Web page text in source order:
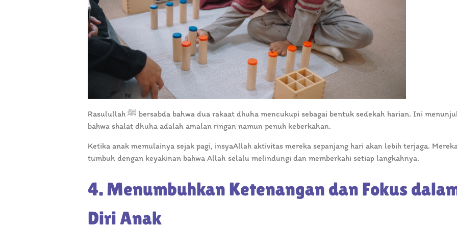
Rasulullah ﷺ bersabda bahwa dua rakaat dhuha mencukupi sebagai bentuk sedekah harian. Ini menunjukkan
bahwa shalat dhuha adalah amalan ringan namun penuh keberkahan.
Ketika anak memulainya sejak pagi, insyaAllah aktivitas mereka sepanjang hari akan lebih terjaga.
tumbuh dengan keyakinan bahwa Allah selalu melindungi dan memberkahi setiap langkahnya.
4. Menumbuhkan Ketenangan dan Fokus
Diri Anak